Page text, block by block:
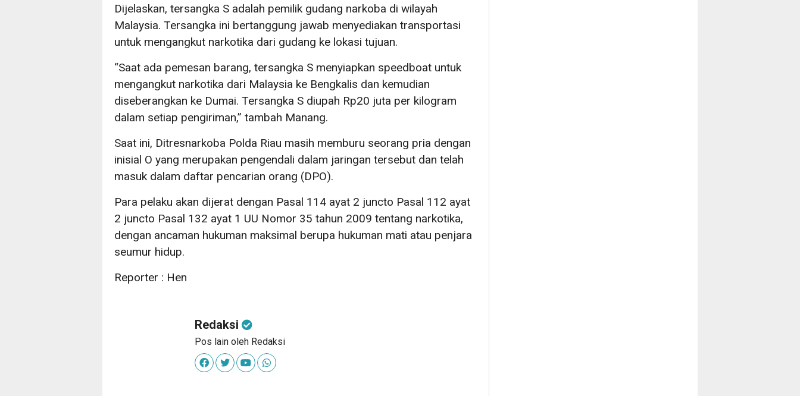
Dijelaskan, tersangka S adalah pemilik gudang narkoba di wilayah
Malaysia. Tersangka ini bertanggung jawab menyediakan transportasi
untuk mengangkut narkotika dari gudang ke lokasi tujuan.
“Saat ada pemesan barang, tersangka S menyiapkan speedboat untuk
mengangkut narkotika dari Malaysia ke Bengkalis dan kemudian
diseberangkan ke Dumai. Tersangka S diupah Rp20 juta per kilogram
dalam setiap pengiriman,” tambah Manang.
Saat ini, Ditresnarkoba Polda Riau masih memburu seorang pria dengan
inisial O yang merupakan pengendali dalam jaringan tersebut dan telah
masuk dalam daftar pencarian orang (DPO).
Para pelaku akan dijerat dengan Pasal 114 ayat 2 juncto Pasal 112 ayat
2 juncto Pasal 132 ayat 1 UU Nomor 35 tahun 2009 tentang narkotika,
dengan ancaman hukuman maksimal berupa hukuman mati atau penjara
seumur hidup.
Reporter : Hen
Redaksi
Pos lain oleh Redaksi